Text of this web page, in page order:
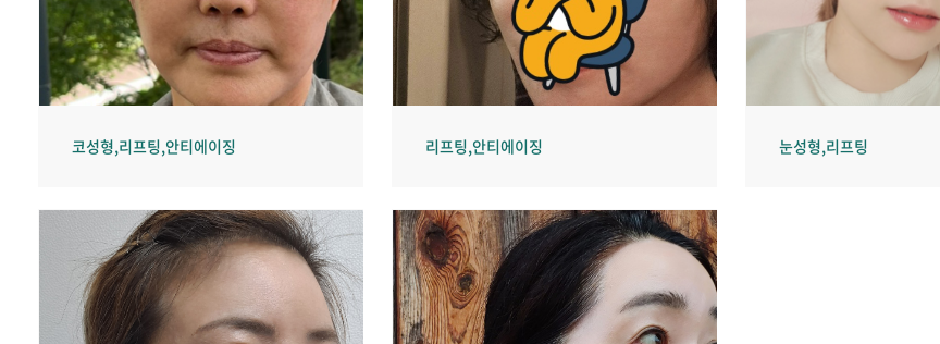
코성형,리프팅,안티에이징 리프팅,안티에이징 눈성형,리프팅